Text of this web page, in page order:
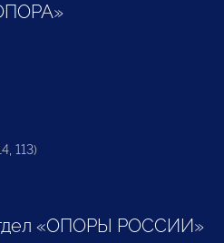
113)
«ОПОРЫ РОССИИ»